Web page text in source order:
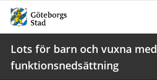
Lots för barn och vuxna med
funktionsnedsättning